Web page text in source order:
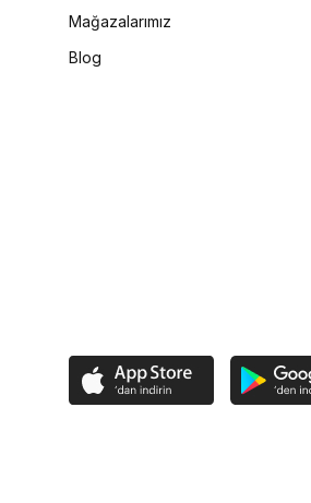
Mağazalarımız
Blog